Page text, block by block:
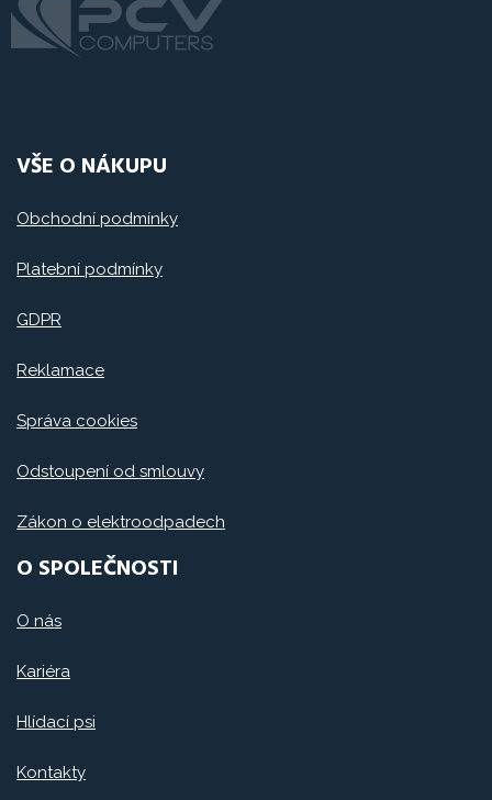
VŠE O NÁKUPU
Obchodní podmínky
Platební podmínky
GDPR
Reklamace
Správa cookies
Odstoupení od smlouvy
Zákon o elektroodpadech
O SPOLEČNOSTI
O nás
Kariéra
Hlídací psi
Kontakty